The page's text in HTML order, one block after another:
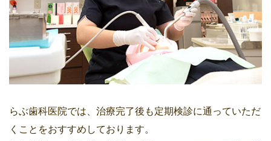
らぶ歯科医院では、治療完了後も定期検診に通っていただ
くことをおすすめしております。